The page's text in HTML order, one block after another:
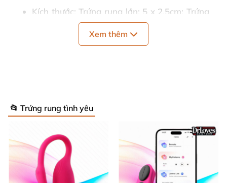
Kích thước:Trứng rung lớn: 5 x 2.5cm; Trứng
rung nhỏ: 9 x 2.5 cm.
: Pin AA
Hạn sử dụng
:
Giới thiệu trứng rung tình yêu 2 đầu
Xem thêm
📂 Trứng rung tình yêu